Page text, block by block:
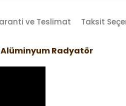
ve Teslimat Taksit
Radyatör